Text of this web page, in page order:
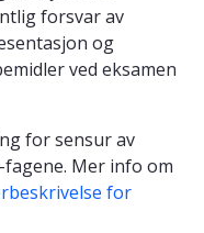
forsvar av
og
ved eksamen
for sensur av
Mer info om
for